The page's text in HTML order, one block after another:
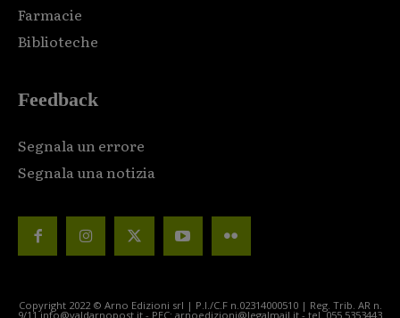
Farmacie
Biblioteche
Feedback
Segnala un errore
Segnala una notizia
Copyright 2022 © Arno Edizioni srl | P.I./C.F n.02314000510 | Reg. Trib. AR n.
9/11 info@valdarnopost.it - PEC: arnoedizioni@legalmail.it - tel. 055.5353443